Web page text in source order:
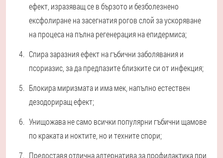
ефект, изразяващ се в бързото и безболезнено
ексфолиране на засегнатия рогов слой за ускоряване
на процеса на пълна регенерация на епидермиса;
Спира заразния ефект на гъбични заболявания и
псориазис, за да предпазите близките си от инфекция;
Блокира миризмата и има мек, напълно естествен
дезодориращ ефект;
Унищожава не само всички популярни гъбични щамове
по краката и ноктите, но и техните спори;
Предоставя отлична алтернатива за профилактика при